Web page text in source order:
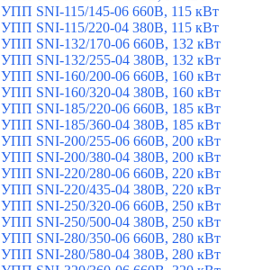
УПП SNI-115/145-06 660В, 115 кВт
УПП SNI-115/220-04 380В, 115 кВт
УПП SNI-132/170-06 660В, 132 кВт
УПП SNI-132/255-04 380В, 132 кВт
УПП SNI-160/200-06 660В, 160 кВт
УПП SNI-160/320-04 380В, 160 кВт
УПП SNI-185/220-06 660В, 185 кВт
УПП SNI-185/360-04 380В, 185 кВт
УПП SNI-200/255-06 660В, 200 кВт
УПП SNI-200/380-04 380В, 200 кВт
УПП SNI-220/280-06 660В, 220 кВт
УПП SNI-220/435-04 380В, 220 кВт
УПП SNI-250/320-06 660В, 250 кВт
УПП SNI-250/500-04 380В, 250 кВт
УПП SNI-280/350-06 660В, 280 кВт
УПП SNI-280/580-04 380В, 280 кВт